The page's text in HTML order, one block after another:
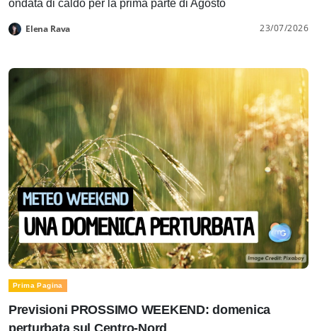
ondata di caldo per la prima parte di Agosto
Elena Rava 23/07/2026
Prima Pagina
Previsioni PROSSIMO WEEKEND: domenica
perturbata sul Centro-Nord